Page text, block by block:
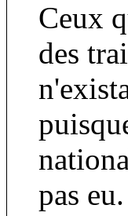
Ceux
des
pas eu.